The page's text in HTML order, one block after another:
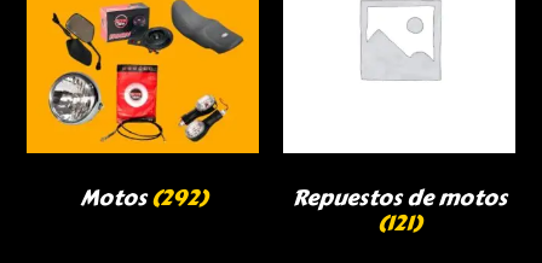
Motos(292) Repuestos de motos
(121)